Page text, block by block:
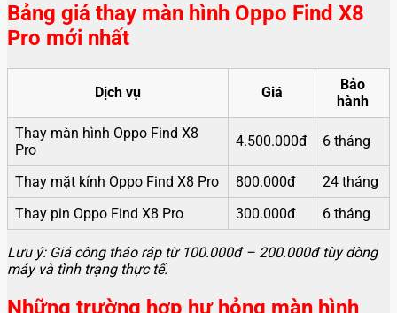
Bảng giá thay màn hình Oppo Find X8
Pro mới nhất
Dịch vụ Giá
Bảo
hành
Thay màn hình Oppo Find X8
Pro
4.500.000đ 6 tháng
Thay mặt kính Oppo Find X8 Pro 800.000đ
24 tháng
Thay pin Oppo Find X8 Pro
300.000đ 6 tháng
Lưu ý: Giá công tháo ráp từ 100.000đ – 200.000đ tùy dòng
máy và tình trạng thực tế.
Những trường hợp hư hỏng màn hình